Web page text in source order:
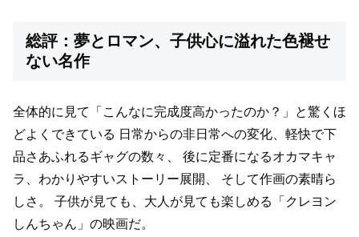
総評：夢とロマン、子供心に溢れた色褪せ
ない名作
全体的に見て「こんなに完成度高かったのか？」と驚くほ
どよくできている 日常からの非日常への変化、軽快で下
品さあふれるギャグの数々、
後に定番になるオカマキャ
ラ、わかりやすいストーリー展開、
そして作画の素晴ら
しさ。
子供が見ても、大人が見ても楽しめる「クレヨン
しんちゃん」の映画だ。